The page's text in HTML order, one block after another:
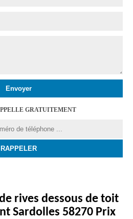
GRATUITEMENT
rives dessous de toit
Sardolles 58270 Prix